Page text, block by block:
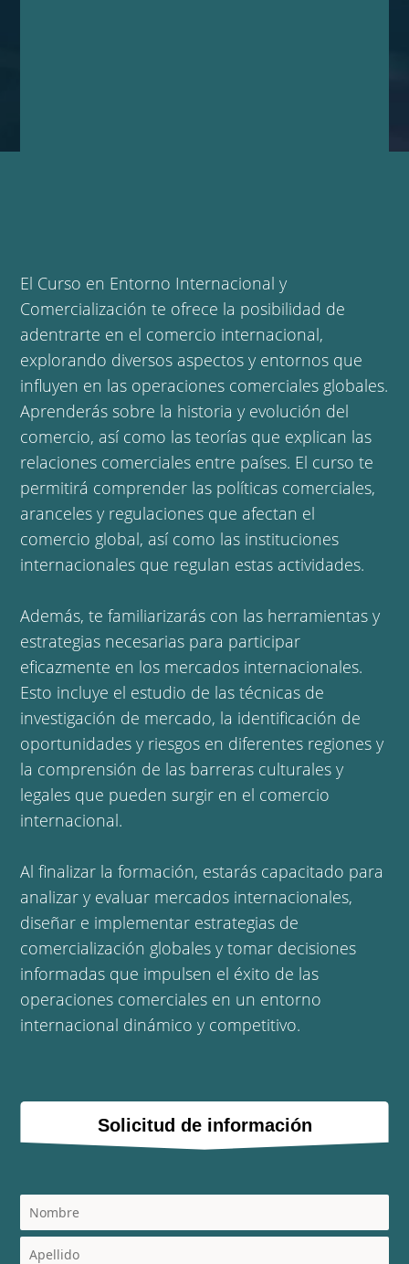
El Curso en Entorno Internacional y
Comercialización te ofrece la posibilidad de
adentrarte en el comercio internacional,
explorando diversos aspectos y entornos que
influyen en las operaciones comerciales globales.
Aprenderás sobre la historia y evolución del
comercio, así como las teorías que explican las
relaciones comerciales entre países. El curso te
permitirá comprender las políticas comerciales,
aranceles y regulaciones que afectan el
comercio global, así como las instituciones
internacionales que regulan estas actividades.
Además, te familiarizarás con las herramientas y
estrategias necesarias para participar
eficazmente en los mercados internacionales.
Esto incluye el estudio de las técnicas de
investigación de mercado, la identificación de
oportunidades y riesgos en diferentes regiones y
la comprensión de las barreras culturales y
legales que pueden surgir en el comercio
internacional.
Al finalizar la formación, estarás capacitado para
analizar y evaluar mercados internacionales,
diseñar e implementar estrategias de
comercialización globales y tomar decisiones
informadas que impulsen el éxito de las
operaciones comerciales en un entorno
internacional dinámico y competitivo.
Solicitud de información